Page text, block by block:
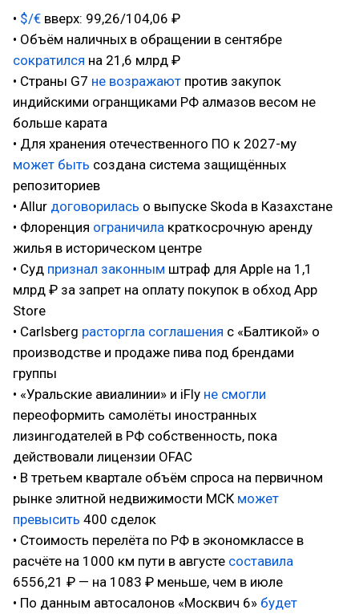
• $/€ вверх: 99,26/104,06 ₽
• Объём наличных в обращении в сентябре
сократился на 21,6 млрд ₽
• Страны G7 не возражают против закупок
индийскими огранщиками РФ алмазов весом не
больше карата
• Для хранения отечественного ПО к 2027-му
может быть создана система защищённых
репозиториев
• Allur договорилась о выпуске Skoda в Казахстане
• Флоренция ограничила краткосрочную аренду
жилья в историческом центре
• Суд признал законным штраф для Apple на 1,1
млрд ₽ за запрет на оплату покупок в обход App
Store
• Carlsberg расторгла соглашения с «Балтикой» о
производстве и продаже пива под брендами
группы
• «Уральские авиалинии» и iFly не смогли
переоформить самолёты иностранных
лизингодателей в РФ собственность, пока
действовали лицензии OFAC
• В третьем квартале объём спроса на первичном
рынке элитной недвижимости МСК может
превысить 400 сделок
• Стоимость перелёта по РФ в экономклассе в
расчёте на 1000 км пути в августе составила
6556,21 ₽ — на 1083 ₽ меньше, чем в июле
• По данным автосалонов «Москвич 6» будет